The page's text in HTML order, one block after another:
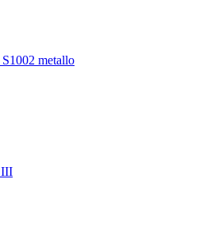
metallo
III